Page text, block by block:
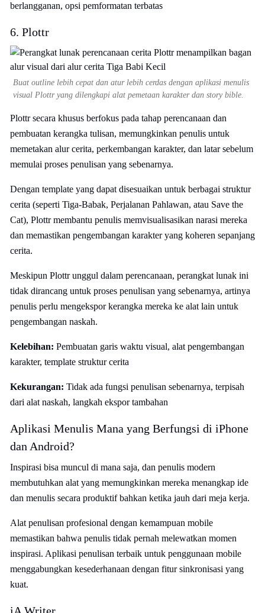
berlangganan, opsi pemformatan terbatas
6. Plottr
Buat outline lebih cepat dan atur lebih cerdas dengan aplikasi menulis
visual Plottr yang dilengkapi alat pemetaan karakter dan story bible.
Plottr secara khusus berfokus pada tahap perencanaan dan
pembuatan kerangka tulisan, memungkinkan penulis untuk
memetakan alur cerita, perkembangan karakter, dan latar sebelum
memulai proses penulisan yang sebenarnya.
Dengan template yang dapat disesuaikan untuk berbagai struktur
cerita (seperti Tiga-Babak, Perjalanan Pahlawan, atau Save the
Cat), Plottr membantu penulis memvisualisasikan narasi mereka
dan memastikan pengembangan karakter yang koheren sepanjang
cerita.
Meskipun Plottr unggul dalam perencanaan, perangkat lunak ini
tidak dirancang untuk proses penulisan yang sebenarnya, artinya
penulis perlu mengekspor kerangka mereka ke alat lain untuk
pengembangan naskah.
Kelebihan: Pembuatan garis waktu visual, alat pengembangan
karakter, template struktur cerita
Kekurangan: Tidak ada fungsi penulisan sebenarnya, terpisah
dari alat naskah, langkah ekspor tambahan
Aplikasi Menulis Mana yang Berfungsi di iPhone
dan Android?
Inspirasi bisa muncul di mana saja, dan penulis modern
membutuhkan alat yang memungkinkan mereka menangkap ide
dan menulis secara produktif bahkan ketika jauh dari meja kerja.
Alat penulisan profesional dengan kemampuan mobile
memastikan bahwa penulis tidak pernah melewatkan momen
inspirasi. Aplikasi penulisan terbaik untuk penggunaan mobile
menggabungkan kesederhanaan dengan fitur sinkronisasi yang
kuat.